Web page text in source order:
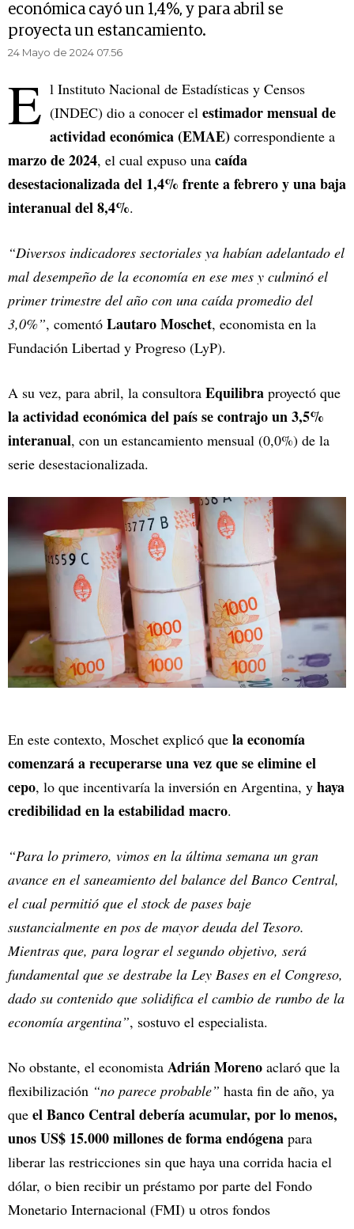
económica cayó un 1,4%, y para abril se
proyecta un estancamiento.
24 Mayo de 2024 07.56
E l Instituto Nacional de Estadísticas y Censos
(INDEC) dio a conocer el estimador mensual de
actividad económica (EMAE) correspondiente a
marzo de 2024, el cual expuso una caída
desestacionalizada del 1,4% frente a febrero y una baja
interanual del 8,4%.
“Diversos indicadores sectoriales ya habían adelantado el
mal desempeño de la economía en ese mes y culminó el
primer trimestre del año con una caída promedio del
3,0%”, comentó Lautaro Moschet, economista en la
Fundación Libertad y Progreso (LyP).
A su vez, para abril, la consultora Equilibra proyectó que
la actividad económica del país se contrajo un 3,5%
interanual, con un estancamiento mensual (0,0%) de la
serie desestacionalizada.
En este contexto, Moschet explicó que la economía
comenzará a recuperarse una vez que se elimine el
cepo, lo que incentivaría la inversión en Argentina, y haya
credibilidad en la estabilidad macro.
“Para lo primero, vimos en la última semana un gran
avance en el saneamiento del balance del Banco Central,
el cual permitió que el stock de pases baje
sustancialmente en pos de mayor deuda del Tesoro.
Mientras que, para lograr el segundo objetivo, será
fundamental que se destrabe la Ley Bases en el Congreso,
dado su contenido que solidifica el cambio de rumbo de la
economía argentina”, sostuvo el especialista.
No obstante, el economista Adrián Moreno aclaró que la
flexibilización “no parece probable” hasta fin de año, ya
que el Banco Central debería acumular, por lo menos,
unos US$ 15.000 millones de forma endógena para
liberar las restricciones sin que haya una corrida hacia el
dólar, o bien recibir un préstamo por parte del Fondo
Monetario Internacional (FMI) u otros fondos